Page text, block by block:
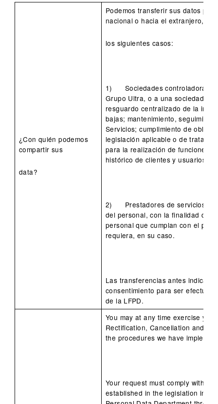
¿Con quién podemos
compartir sus
data?
Podemos transferir sus datos
nacional o hacia el extranjero, en
los siguientes casos:
1) Sociedades controladoras,
Grupo Ultra, o a una sociedad
resguardo centralizado de la
bajas; mantenimiento,
Servicios; cumplimiento de
legislación aplicable o de
para la realización de funciones
histórico de clientes y usuarios.
2) Prestadores de servicios de
del personal, con la finalidad de
personal que cumplan con el
requiera, en su caso.
Las transferencias antes
consentimiento para ser
de la LFPD.
You may at any time exercise
Rectification, Cancellation and
the procedures we have
Your request must comply with all
established in the legislation in